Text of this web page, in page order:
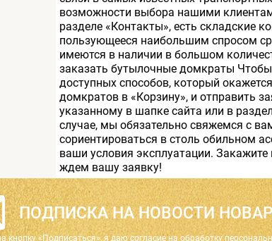
возможности выбора нашими
разделе «Контакты», есть складские
пользующееся наибольшим спросом
имеются в наличии в большом
заказать бутылочные домкраты Чтобы
доступных способов, который
домкратов в «Корзину», и отправить
указанному в шапке сайта или в
случае, мы обязательно свяжемся с
сориентироваться в столь обильном
ваши условия эксплуатации.
ждем вашу заявку!
ПОДПИСКА НА НОВОСТИ
кнопку «Подписаться», я даю cогласие на обработку